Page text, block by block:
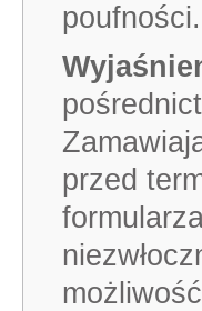
poufności.
przed